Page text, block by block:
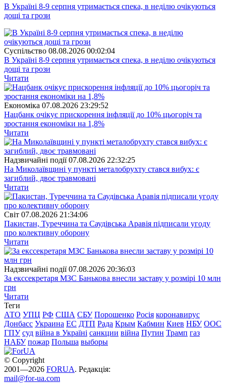
В Україні 8-9 серпня утримається спека, в неділю очікуються
дощі та грози
Суспiльство 08.08.2026 00:02:04
В Україні 8-9 серпня утримається спека, в неділю очікуються
дощі та грози
Читати
Економіка 07.08.2026 23:29:52
Нацбанк очікує прискорення інфляції до 10% цьогоріч та
зростання економіки на 1,8%
Читати
Надзвичайні події 07.08.2026 22:32:25
На Миколаївщині у пункті металобрухту стався вибух: є
загиблий, двоє травмовані
Читати
Свiт 07.08.2026 21:34:06
Пакистан, Туреччина та Саудівська Аравія підписали угоду
про колективну оборону
Читати
Надзвичайні події 07.08.2026 20:36:03
За екссекретаря МЗС Банькова внесли заставу у розмірі 10 млн
грн
Читати
Теги
АТО УПЦ РФ США СБУ Порошенко Росія коронавирус
Донбасс Украина ЕС ДТП Рада Крым Кабмин Киев НБУ ООС
ГПУ суд війна в Україні санкции війна Путин Трамп газ
НАБУ пожар Польша выборы
© Copyright
2001—2026 FORUA. Редакція:
mail@for-ua.com